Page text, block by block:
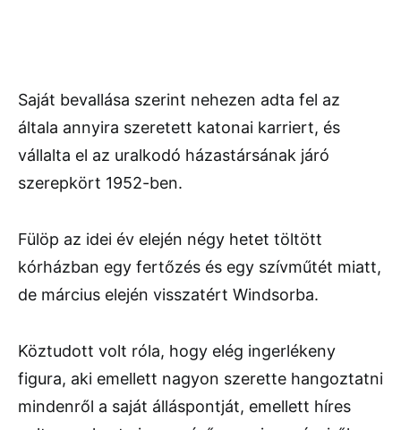
Saját bevallása szerint nehezen adta fel az
általa annyira szeretett katonai karriert, és
vállalta el az uralkodó házastársának járó
szerepkört 1952-ben.
Fülöp az idei év elején négy hetet töltött
kórházban egy fertőzés és egy szívműtét miatt,
de március elején visszatért Windsorba.
Köztudott volt róla, hogy elég ingerlékeny
figura, aki emellett nagyon szerette hangoztatni
mindenről a saját álláspontját, emellett híres